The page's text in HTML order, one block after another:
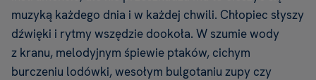
muzyką każdego dnia i w każdej chwili. Chłopiec słyszy
dźwięki i rytmy wszędzie dookoła. W szumie wody
z kranu, melodyjnym śpiewie ptaków, cichym
burczeniu lodówki, wesołym bulgotaniu zupy czy